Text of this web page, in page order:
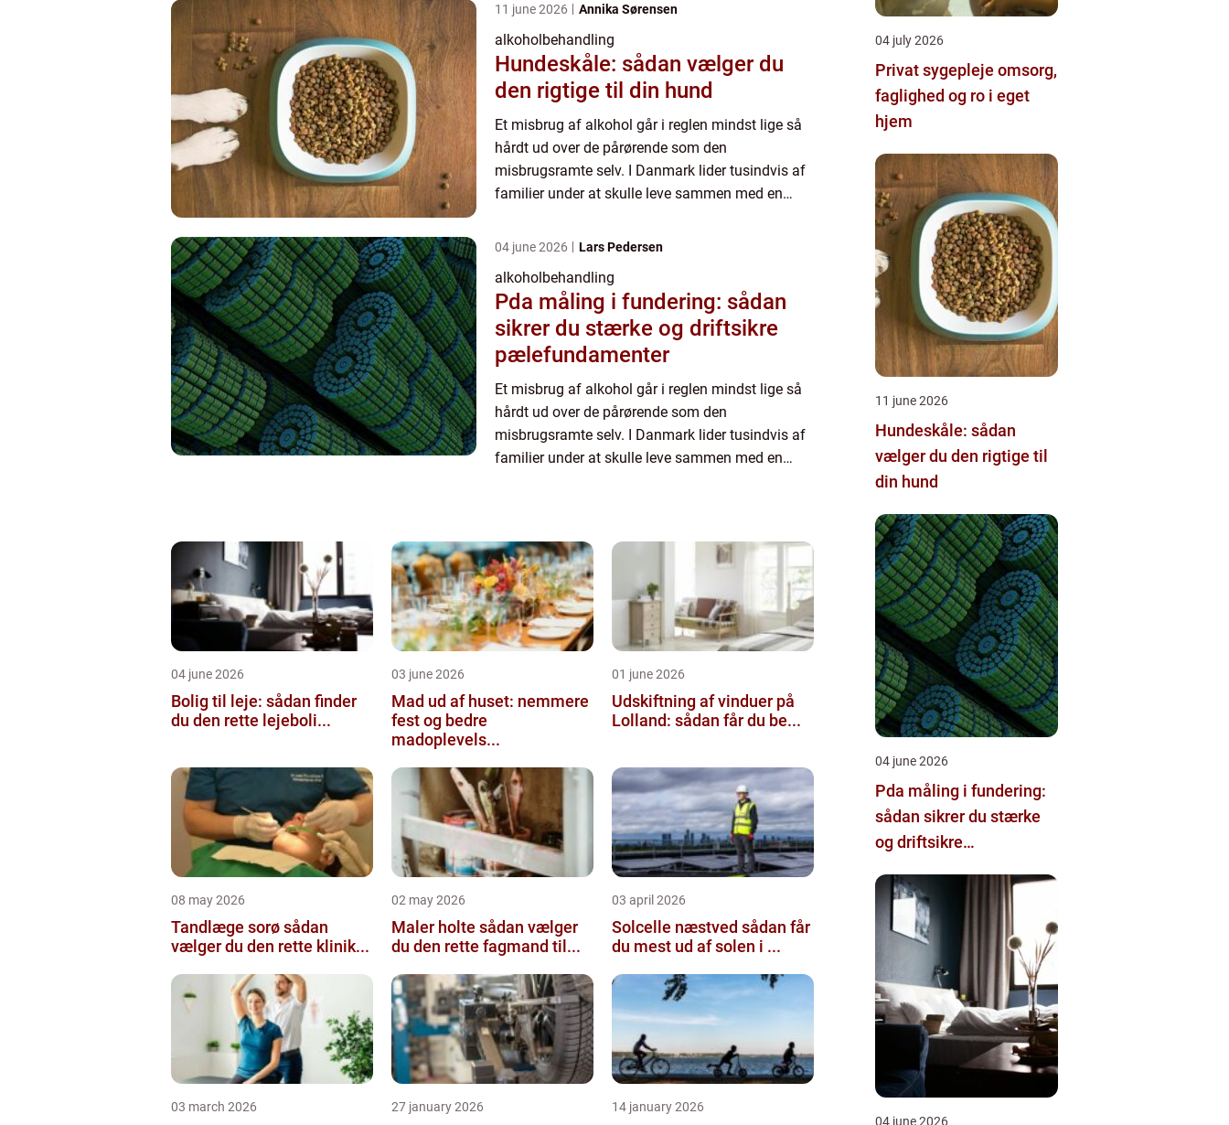
11 june 2026 Annika Sørensen
alkoholbehandling
Hundeskåle: sådan vælger du
den rigtige til din hund
Et misbrug af alkohol går i reglen mindst lige så
hårdt ud over de pårørende som den
misbrugsramte selv. I Danmark lider tusindvis af
familier under at skulle leve sammen med en
04 june 2026 Lars Pedersen
alkoholbehandling
Pda måling i fundering: sådan
sikrer du stærke og driftsikre
pælefundamenter
Et misbrug af alkohol går i reglen mindst lige så
hårdt ud over de pårørende som den
misbrugsramte selv. I Danmark lider tusindvis af
familier under at skulle leve sammen med en
04 june 2026
Bolig til leje: sådan finder
du den rette lejeboli...
03 june 2026
Mad ud af huset: nemmere
fest og bedre
madoplevels...
01 june 2026
Udskiftning af vinduer på
Lolland: sådan får du be...
08 may 2026
Tandlæge sorø sådan
vælger du den rette klinik...
02 may 2026
Maler holte sådan vælger
du den rette fagmand til...
03 april 2026
Solcelle næstved sådan får
du mest ud af solen i ...
03 march 2026 27 january 2026 14 january 2026
04 july 2026
Privat sygepleje omsorg,
faglighed og ro i eget
hjem
11 june 2026
Hundeskåle: sådan
vælger du den rigtige til
din hund
04 june 2026
Pda måling i fundering:
sådan sikrer du stærke
og driftsikre
04 june 2026